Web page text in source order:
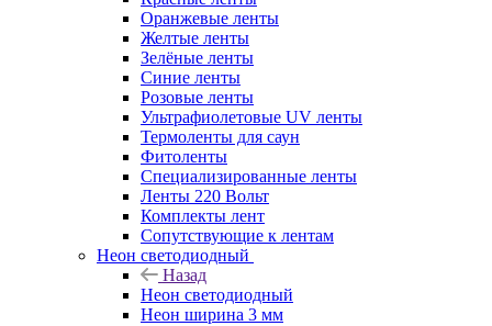
Оранжевые ленты
Желтые ленты
Зелёные ленты
Синие ленты
Розовые ленты
Ультрафиолетовые UV ленты
Термоленты для саун
Фитоленты
Специализированные ленты
Ленты 220 Вольт
Комплекты лент
Сопутствующие к лентам
Неон светодиодный
Назад
Неон светодиодный
Неон ширина 3 мм